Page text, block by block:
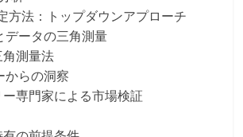
方法：トップダウンアプローチ
データの三角測量
測量法
からの洞察
専門家による市場検証